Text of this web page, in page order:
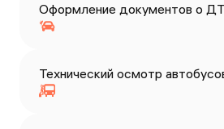
Оформление документов о
Технический осмотр